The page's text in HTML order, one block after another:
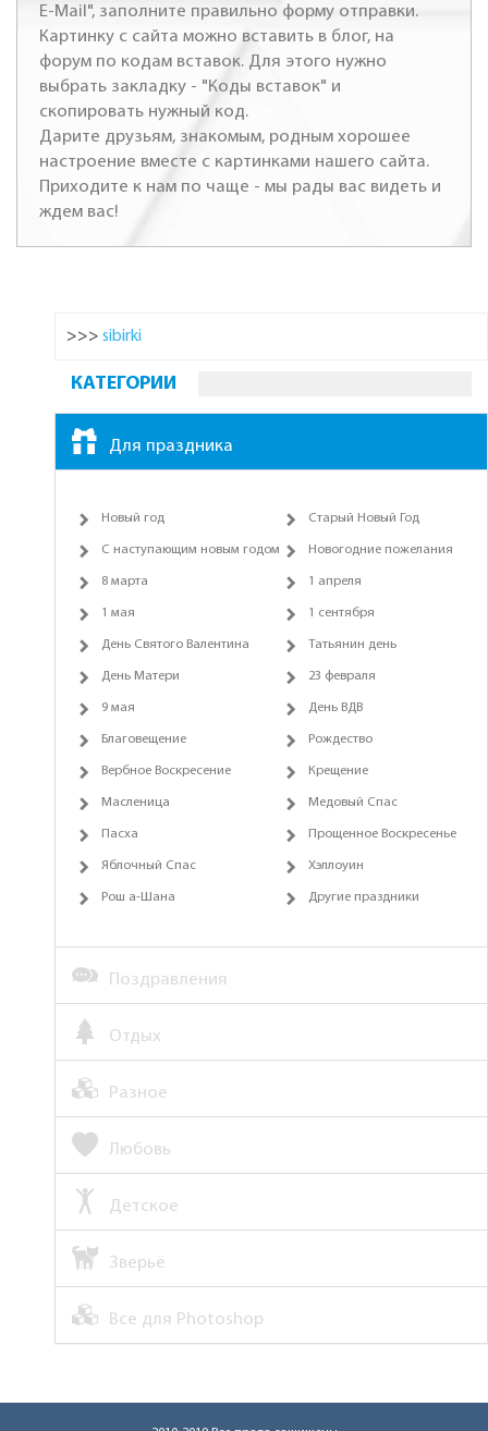
E-Mail", заполните правильно форму отправки.
Картинку с сайта можно вставить в блог, на
форум по кодам вставок. Для этого нужно
выбрать закладку - "Коды вставок" и
скопировать нужный код.
Дарите друзьям, знакомым, родным хорошее
настроение вместе с картинками нашего сайта.
Приходите к нам по чаще - мы рады вас видеть и
ждем вас!
>>> sibirki
КАТЕГОРИИ
Для праздника
Новый год Старый Новый Год
С наступающим новым годом Новогодние пожелания
8 марта 1 апреля
1 мая 1 сентября
День Святого Валентина Татьянин день
День Матери 23 февраля
9 мая День ВДВ
Благовещение Рождество
Вербное Воскресение Крещение
Масленица Медовый Спас
Пасха Прощенное Воскресенье
Яблочный Спас Хэллоуин
Рош а-Шана Другие праздники
Поздравления
Отдых
Разное
Любовь
Детское
Зверьё
Все для Photoshop